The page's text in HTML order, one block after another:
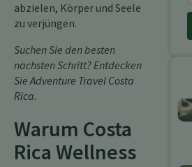
abzielen, Körper und Seele
zu verjüngen.
Suchen Sie den besten
nächsten Schritt? Entdecken
SieAdventure Travel Costa
Rica.
Warum Costa
Rica Wellness